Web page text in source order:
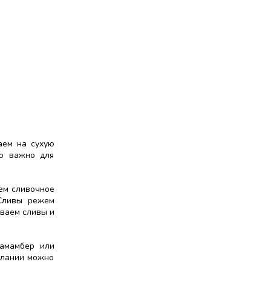
на сухую
важно для
сливочное
режем
сливы и
или
можно